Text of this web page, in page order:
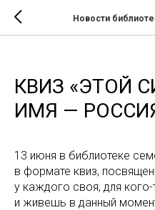
Новости
КВИЗ «ЭТОЙ
ИМЯ —
13 июня в библиотеке
в формате квиз,
у каждого своя, для
и живешь в данный